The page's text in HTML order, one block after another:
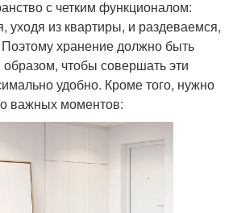
с четким функционалом:
уходя из квартиры, и раздеваемся,
хранение должно быть
чтобы совершать эти
удобно. Кроме того, нужно
важных моментов: